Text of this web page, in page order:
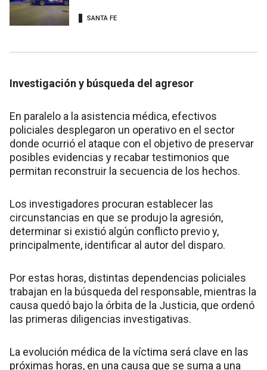
SANTA FE
Investigación y búsqueda del agresor
En paralelo a la asistencia médica, efectivos
policiales desplegaron un operativo en el sector
donde ocurrió el ataque con el objetivo de preservar
posibles evidencias y recabar testimonios que
permitan reconstruir la secuencia de los hechos.
Los investigadores procuran establecer las
circunstancias en que se produjo la agresión,
determinar si existió algún conflicto previo y,
principalmente, identificar al autor del disparo.
Por estas horas, distintas dependencias policiales
trabajan en la búsqueda del responsable, mientras la
causa quedó bajo la órbita de la Justicia, que ordenó
las primeras diligencias investigativas.
La evolución médica de la víctima será clave en las
próximas horas, en una causa que se suma a una